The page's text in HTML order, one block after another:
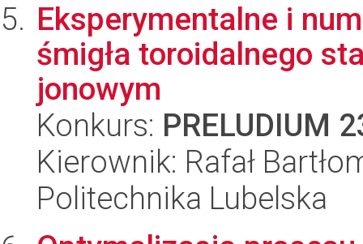
Eksperymentalne i
śmigła toroidalnego
jonowym
Konkurs: PRELUDIUM
Kierownik: Rafał
Politechnika Lubelska